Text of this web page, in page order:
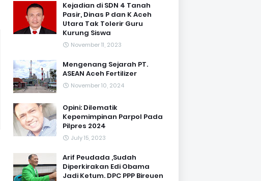
Kejadian di SDN 4 Tanah
Pasir, Dinas P dan K Aceh
Utara Tak Tolerir Guru
Kurung Siswa
November 11, 2023
Mengenang Sejarah PT.
ASEAN Aceh Fertilizer
November 10, 2024
Opini: Dilematik
Kepemimpinan Parpol Pada
Pilpres 2024
July 15, 2023
Arif Peudada ,Sudah
Diperkirakan Edi Obama
Jadi Ketum. DPC PPP Bireuen